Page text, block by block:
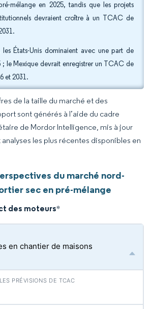
mélange en 2025, tandis que les projets
devraient croître à un TCAC de
les États-Unis dominaient avec une part de
; le Mexique devrait enregistrer un TCAC de
et 2031.
de la taille du marché et des
sont générés à l’aide du cadre
de Mordor Intelligence, mis à jour
les plus récentes disponibles en
du marché nord-
sec en pré-mélange
des moteurs*
en chantier de maisons